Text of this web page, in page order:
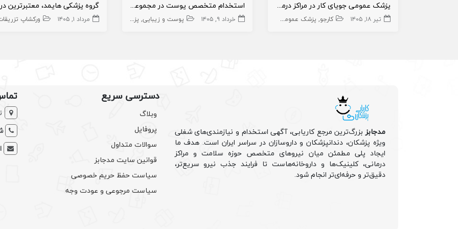
پزشک عمومی جویای کار در مراکز درمانی
تیر ۱۸, ۱۴۰۵ کارجو پزشک عمومی مطب درمانگاه و بیمارستان
استخدام متخصص پوست در مجموعه زیبایی و سلامت
خرداد ۹, ۱۴۰۵ پوست و زیبایی پزشک متخصص پزشک متخصص پوست پوست مرداد ۱, ۱۴۰۵ ورکشاپ تزریقات
مدجابزبزرگ‌ترین مرجع کاریابی، آگهی استخدام و نیازمندی‌های شغلی
ویژه پزشکان، دندانپزشکان و داروسازان در سراسر ایران است. هدف ما
ایجاد پلی مطمئن میان نیروهای متخصص حوزه سلامت و مراکز
درمانی، کلینیک‌ها و داروخانه‌هاست تا فرایند جذب نیرو سریع‌تر،
دقیق‌تر و حرفه‌ای‌تر انجام شود.
دسترسی سریع
وبلاگ
پروفایل
سوالات متداول
قوانین سایت مدجابز
سیاست حفظ حریم خصوصی
سیاست مرجوعی و عودت وجه